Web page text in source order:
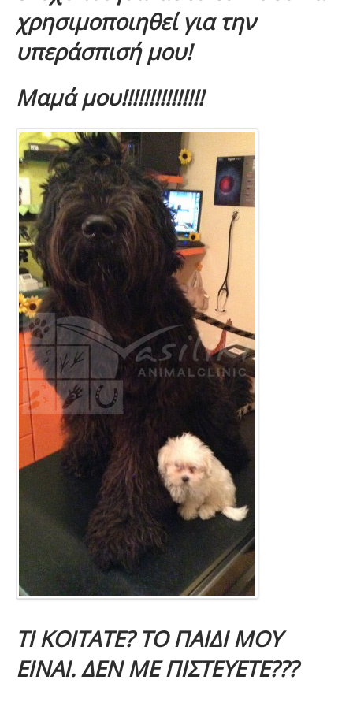
χρησιμοποιηθεί για την
υπεράσπισή μου!
Μαμά μου!!!!!!!!!!!!!!!
ΤΙ ΚΟΙΤΑΤΕ? ΤΟ ΠΑΙΔΙ ΜΟΥ
ΕΙΝΑΙ. ΔΕΝ ΜΕ ΠΙΣΤΕΥΕΤΕ???